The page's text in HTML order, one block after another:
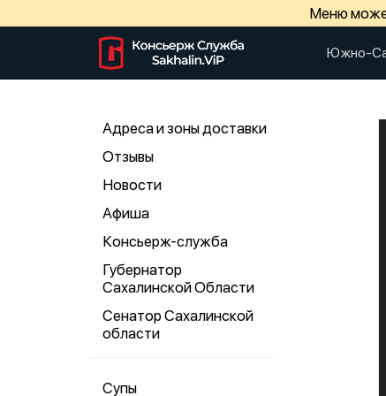
Меню
Южно-
Адреса и зоны доставки
Отзывы
Новости
Афиша
Консьерж-служба
Губернатор
Сахалинской Области
Сенатор Сахалинской
области
Супы